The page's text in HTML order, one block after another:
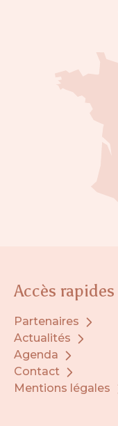
Accès rapides
Partenaires
Actualités
Agenda
Contact
Mentions légales